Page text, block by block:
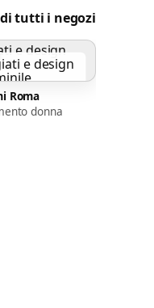
tutti i negozi
e design
Roma
donna